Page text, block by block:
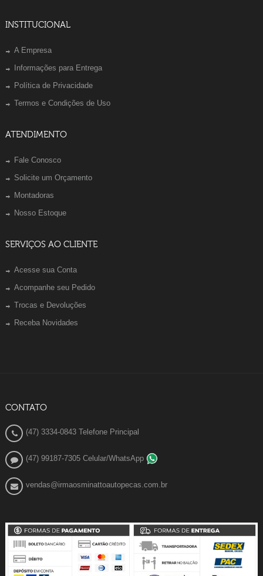
INSTITUCIONAL
A Empresa
Informações para Entrega
Política de Privacidade
Termos e Condições de Uso
ATENDIMENTO
Fale Conosco
Solicite um Orçamento
Montadoras
Nosso Estoque
SERVIÇOS AO CLIENTE
Acesse sua Conta
Acompanhe seu Pedido
Trocas e Devoluções
Receba Novidades
CONTATO
(47) 3334-0843 Telefone Principal
(47) 99187-7305 Celular/WhatsApp
vendas@irmaosminattoautopecas.com.br